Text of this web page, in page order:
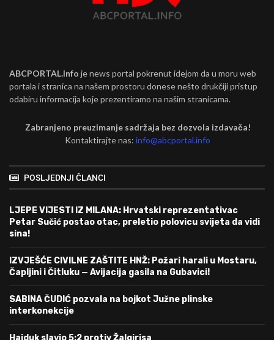
ABCPORTAL.info je news portal pokrenut idejom da u moru web
portala i stranica na našem prostoru donese nešto drukčiji pristup
odabiru informacija koje prezentiramo na našim stranicama.
Zabranjeno preuzimanje sadržaja bez dozvola izdavača!
Kontaktirajte nas:info@abcportal.info
POSLJEDNJI ČLANCI
LJEPE VIJESTI IZ MILANA: Hrvatski reprezentativac
Petar Sučić postao otac, preletio polovicu svijeta da vidi
sina!
IZVJEŠĆE CIVILNE ZAŠTITE HNŽ: Požari harali u Mostaru,
Čapljini i Čitluku — Avijacija gasila na Gubavici!
SABINA ČUDIĆ pozvala na bojkot Južne plinske
interkonekcije
Hajduk slavio 5:2 protiv Žalgirisa